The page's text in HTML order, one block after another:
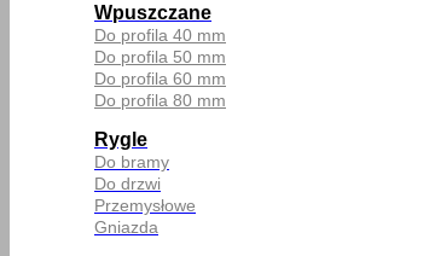
Wpuszczane
Do profila 40 mm
Do profila 50 mm
Do profila 60 mm
Do profila 80 mm
Rygle
Do bramy
Do drzwi
Przemysłowe
Gniazda